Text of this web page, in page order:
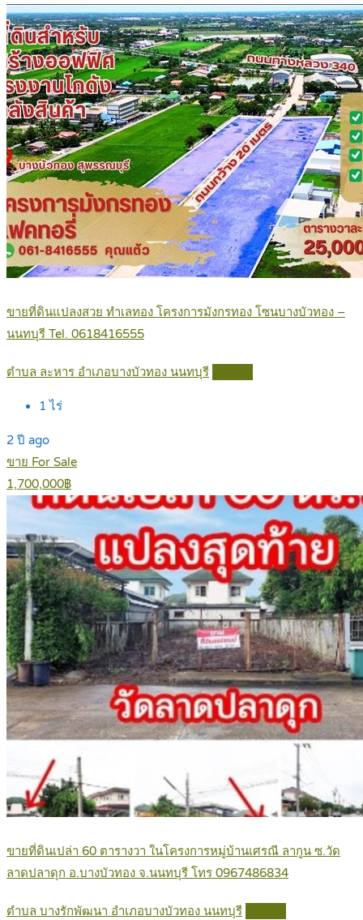
ขายที่ดินแปลงสวย ทำเลทอง โครงการมังกรทอง โซนบางบัวทอง –
นนทบุรี Tel. 0618416555
ตำบล ละหาร อำเภอบางบัวทอง นนทบุรี
1 ไร่
2 ปี ago
ขาย For Sale
1,700,000฿
ขายที่ดินเปล่า 60 ตารางวา ในโครงการหมู่บ้านเศรณี ลากูน ซ.วัด
ลาดปลาดุก อ.บางบัวทอง จ.นนทบุรี โทร 0967486834
ตำบล บางรักพัฒนา อำเภอบางบัวทอง นนทบุรี